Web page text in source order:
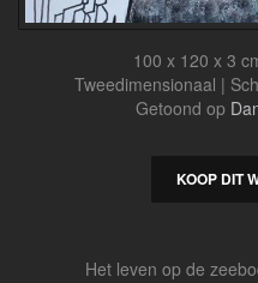
100 x 120 x 3
Tweedimensionaal |
Getoond op
KOOP DIT
Het leven op de